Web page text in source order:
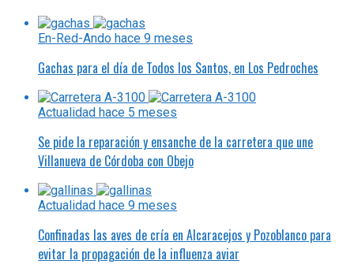
En-Red-Ando hace 9 meses
Gachas para el día de Todos los Santos, en Los Pedroches
Actualidad hace 5 meses
Se pide la reparación y ensanche de la carretera que une
Villanueva de Córdoba con Obejo
Actualidad hace 9 meses
Confinadas las aves de cría en Alcaracejos y Pozoblanco para
evitar la propagación de la influenza aviar